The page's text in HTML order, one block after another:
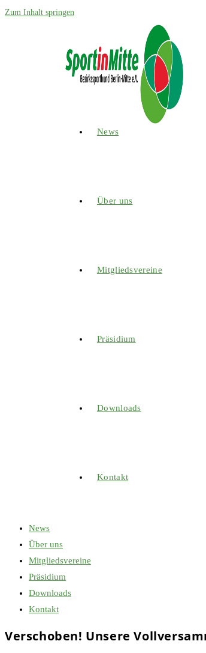
Zum Inhalt springen
News
Über uns
Mitgliedsvereine
Präsidium
Downloads
Kontakt
News
Über uns
Mitgliedsvereine
Präsidium
Downloads
Kontakt
Verschoben! Unsere